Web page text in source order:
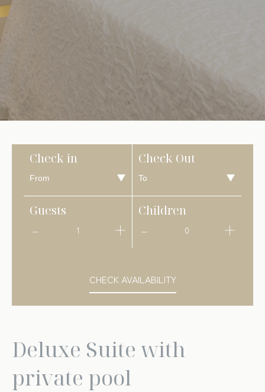
Check in Check Out
Guests
1
Children
0
CHECK AVAILABILITY
Deluxe Suite with
private pool